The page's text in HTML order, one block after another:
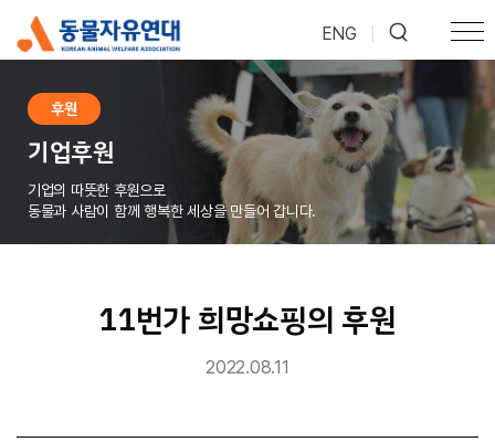
ENG
후원
기업후원
기업의 따뜻한 후원으로
동물과 사람이 함께 행복한 세상을 만들어 갑니다.
11번가 희망쇼핑의 후원
2022.08.11